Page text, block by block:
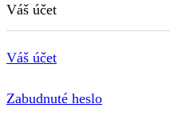
Váš účet
Váš účet
Zabudnuté heslo